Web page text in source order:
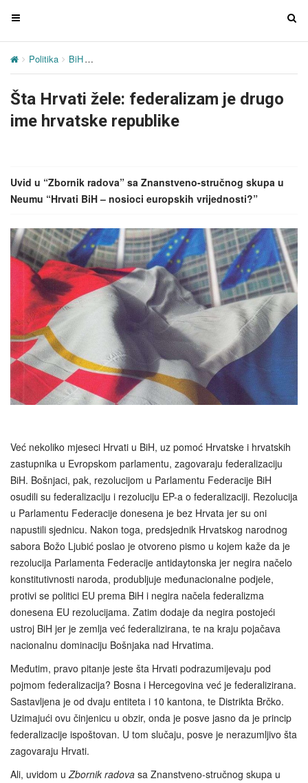
T
g
e
n
g
a
i
o
n
T
i
o
n
Politika BiH
Šta Hrvati žele: federalizam je drugo
ime hrvatske republike
Uvid u “Zbornik radova” sa Znanstveno-stručnog skupa u
Neumu “Hrvati BiH – nosioci europskih vrijednosti?”
Već nekoliko mjeseci Hrvati u BiH, uz pomoć Hrvatske i hrvatskih
zastupnika u Evropskom parlamentu, zagovaraju federalizaciju
BiH. Bošnjaci, pak, rezolucijom u Parlamentu Federacije BiH
osudili su federalizaciju i rezoluciju EP-a o federalizaciji. Rezolucija
u Parlamentu Federacije donesena je bez Hrvata jer su oni
napustili sjednicu. Nakon toga, predsjednik Hrvatskog narodnog
sabora Božo Ljubić poslao je otvoreno pismo u kojem kaže da je
rezolucija Parlamenta Federacije antidaytonska jer negira načelo
konstitutivnosti naroda, produbljuje međunacionalne podjele,
protivi se politici EU prema BiH i negira načela federalizma
donesena EU rezolucijama. Zatim dodaje da negira postojeći
ustroj BiH jer je zemlja već federalizirana, te na kraju pojačava
nacionalnu dominaciju Bošnjaka nad Hrvatima.
Međutim, pravo pitanje jeste šta Hrvati podrazumijevaju pod
pojmom federalizacija? Bosna i Hercegovina već je federalizirana.
Sastavljena je od dvaju entiteta i 10 kantona, te Distrikta Brčko.
Uzimajući ovu činjenicu u obzir, onda je posve jasno da je princip
federalizacije ispoštovan. U tom slučaju, posve je nerazumljivo šta
zagovaraju Hrvati.
Ali, uvidom uZbornik radova sa Znanstveno-stručnog skupa u